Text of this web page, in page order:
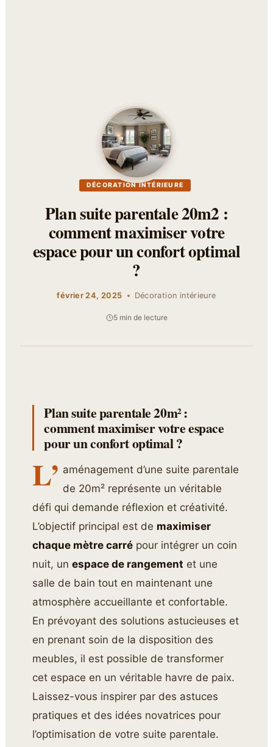
DÉCORATION INTÉRIEURE
Plan suite parentale 20m2 :
comment maximiser votre
espace pour un confort optimal
?
février 24, 2025 Décoration intérieure
5 min de lecture
Plan suite parentale 20m² :
comment maximiser votre espace
pour un confort optimal ?
L’ aménagement d’une suite parentale
de 20m² représente un véritable
défi qui demande réflexion et créativité.
L’objectif principal est de maximiser
chaque mètre carré pour intégrer un coin
nuit, unespace de rangement et une
salle de bain tout en maintenant une
atmosphère accueillante et confortable.
En prévoyant des solutions astucieuses et
en prenant soin de la disposition des
meubles, il est possible de transformer
cet espace en un véritable havre de paix.
Laissez-vous inspirer par des astuces
pratiques et des idées novatrices pour
l’optimisation de votre suite parentale.